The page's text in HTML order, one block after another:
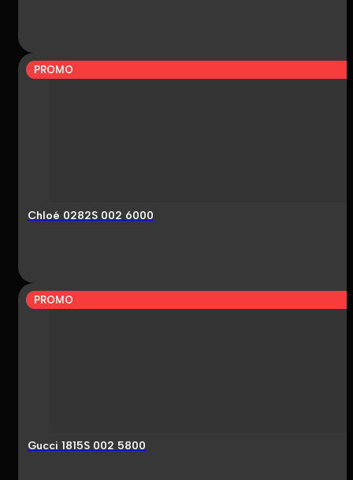
PROMO
Chloé 0282S 002 6000
PROMO
Gucci 1815S 002 5800